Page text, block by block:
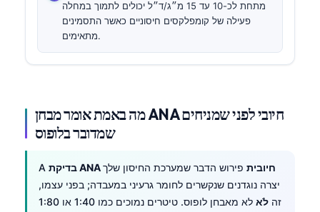
מתחת לכ-10 עד 15 מ״ג/ד״ל יכולים לתמוך במחלה
פעילה של קומפלקסים חיסוניים כאשר התסמינים
מתאימים.
מה באמת אומר מבחן ANA חיובי לפני שמניחים
שמדובר בלופוס
A בדיקת ANA חיובית פירוש הדבר שמערכת החיסון שלך
יצרה נוגדנים שנקשרים לחומר גרעיני במעבדה; בפני עצמו,
זה לֹא
לא מאבחן לופוס. טיטרים נמוכים כמו 1:40 או 1:80